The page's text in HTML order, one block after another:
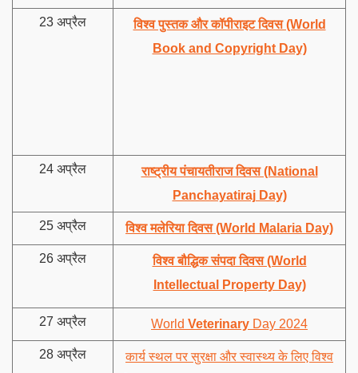
23 अप्रैल
विश्व पुस्तक और कॉपीराइट दिवस (World
Book and Copyright Day)
24 अप्रैल
राष्ट्रीय पंचायतीराज दिवस (National
Panchayatiraj Day)
25 अप्रैल विश्व मलेरिया दिवस (World Malaria Day)
26 अप्रैल
विश्व बौद्धिक संपदा दिवस (World
Intellectual Property Day)
27 अप्रैल World Veterinary Day 2024
28 अप्रैल
कार्य स्थल पर सुरक्षा और स्वास्थ्य के लिए विश्व